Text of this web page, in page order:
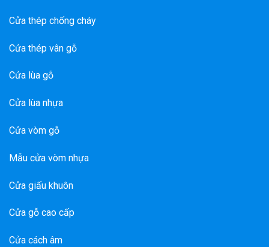
Cửa thép chống cháy
Cửa thép vân gỗ
Cửa lùa gỗ
Cửa lùa nhựa
Cửa vòm gỗ
Mẫu cửa vòm nhựa
Cửa giấu khuôn
Cửa gỗ cao cấp
Cửa cách âm